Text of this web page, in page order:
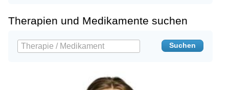
Therapien und Medikamente suchen